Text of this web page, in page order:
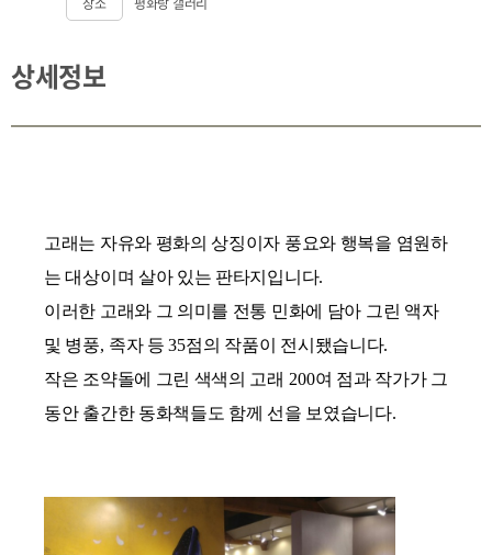
상세정보
고래는 자유와 평화의 상징이자 풍요와 행복을 염원하
는 대상이며 살아 있는 판타지입니다.
이러한 고래와 그 의미를 전통 민화에 담아 그린 액자
및 병풍, 족자 등35점의 작품이 전시됐습니다.
작은 조약돌에 그린 색색의 고래 200여 점과 작가가 그
동안 출간한 동화책들도 함께 선을 보였습니다.